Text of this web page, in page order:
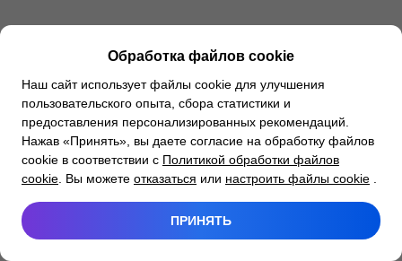
Обработка файлов cookie
Наш сайт использует файлы cookie для улучшения
пользовательского опыта, сбора статистики и
предоставления персонализированных рекомендаций.
Нажав «Принять», вы даете согласие на обработку файлов
cookie в соответствии с Политикой обработки файлов
cookie . Вы можете отказаться или настроить файлы cookie
ПРИНЯТЬ